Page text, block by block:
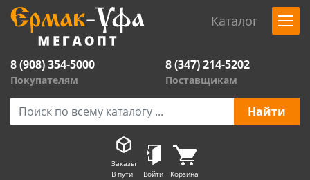
Каталог
8 (908) 354-5000
Покупателям
8 (347) 214-5202
Поставщикам
Заказы
В пути
Войти Корзина